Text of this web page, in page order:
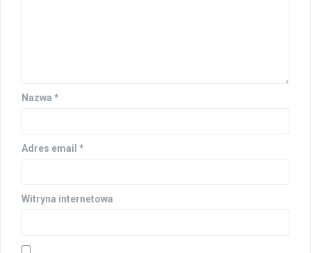
Nazwa *
Adres email *
Witryna internetowa